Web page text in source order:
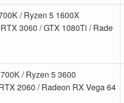
/ Ryzen 5 1600X
3060 / GTX 1080Ti / Rade
/ Ryzen 5 3600
2060 / Radeon RX Vega 64